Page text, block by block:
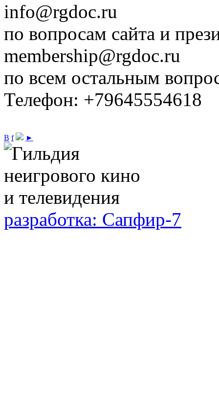
info@rgdoc.ru
по вопросам сайта и
membership@rgdoc.ru
по всем остальным
Телефон: +79645554618
В f ►
разработка: Сапфир-7